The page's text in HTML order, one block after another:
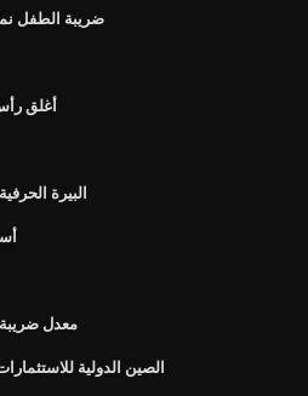
ضريبة الطفل
أغلق
البيرة
معدل ضريبة
الصين الدولية